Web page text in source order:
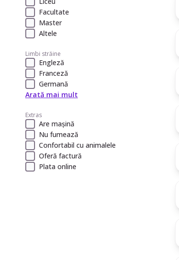
Facultate
Master
Altele
Limbi străine
Engleză
Franceză
Germană
Arată mai mult
Extras
Are mașină
Nu fumează
Confortabil cu animalele
Oferă factură
Plata online